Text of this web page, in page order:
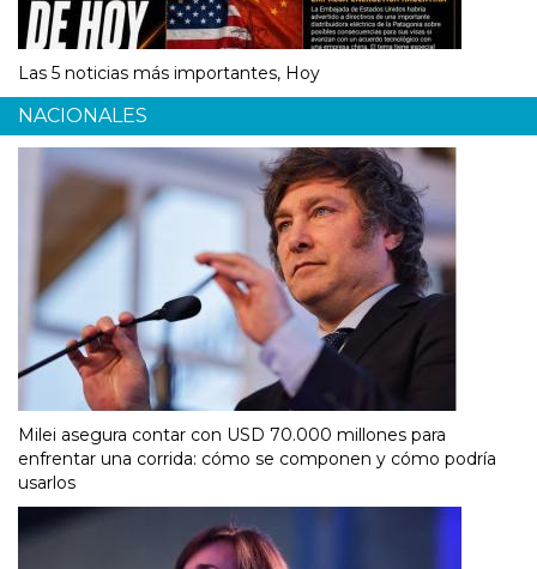
Las 5 noticias más importantes, Hoy
NACIONALES
Milei asegura contar con USD 70.000 millones para
enfrentar una corrida: cómo se componen y cómo podría
usarlos